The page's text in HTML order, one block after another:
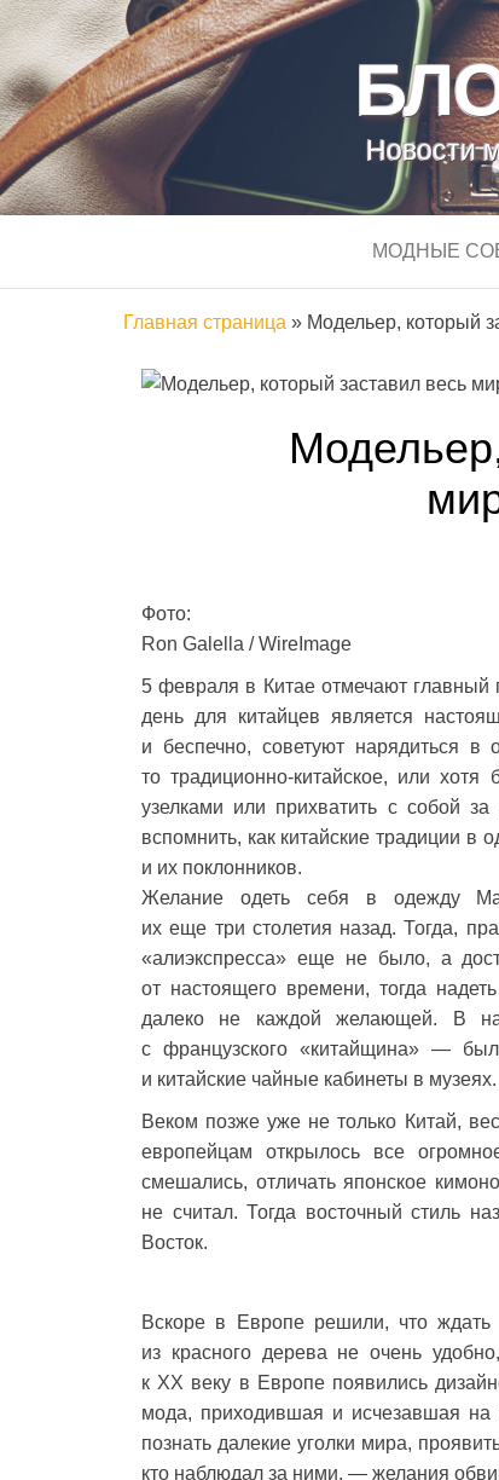
Новости
МОДНЫЕ
Главная страница » Модельер, который
Фото:
Ron Galella / WireImage
5 февраля в Китае отмечают
день для китайцев является
и беспечно, советуют нарядиться
то традиционно-китайское, или
узелками или прихватить с собой
вспомнить, как китайские традиции
и их поклонников.
Желание одеть себя в одежду
их еще три столетия назад. Тогда,
«алиэкспресса» еще не было, а
от настоящего времени, тогда
далеко не каждой желающей. В
с французского «китайщина» —
и китайские чайные кабинеты в музеях.
Веком позже уже не только Китай,
европейцам открылось все
смешались, отличать японское
не считал. Тогда восточный стиль
Восток.
Вскоре в Европе решили, что ждать
из красного дерева не очень
к XX веку в Европе появились
мода, приходившая и исчезавшая на
познать далекие уголки мира,
кто наблюдал за ними, — желания